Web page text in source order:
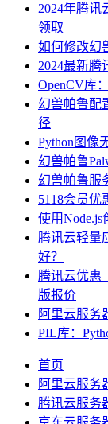
2024年腾讯
领取
如何修改幻
2024最新腾
OpenCV库
幻兽帕鲁配
径
Python图像
幻兽帕鲁
幻兽帕鲁服
5118会员优
使用Node.js
腾讯云轻量
好？
腾讯云优惠
版报价
阿里云服务
PIL库：
首页
阿里云服务
腾讯云服务